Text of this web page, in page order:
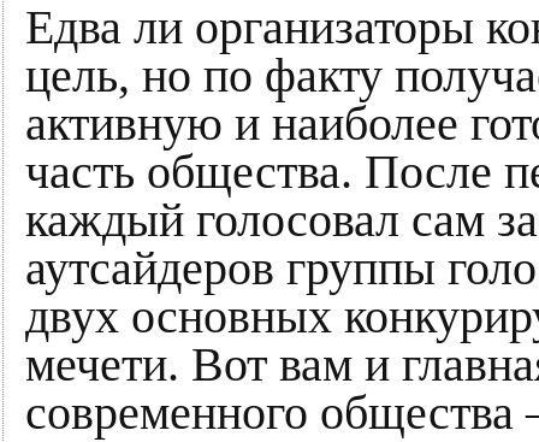
Едва ли организаторы
цель, но по факту
активную и наиболее
часть общества. После
каждый голосовал сам
аутсайдеров группы
двух основных
мечети. Вот вам и
современного